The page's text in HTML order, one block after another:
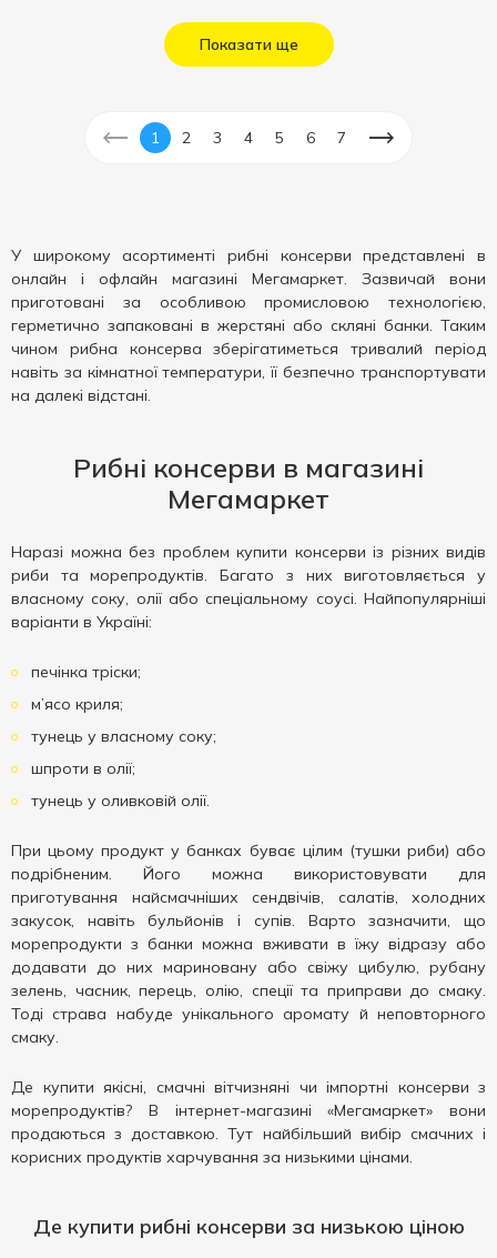
Показати ще
1 2 3 4 5 6 7
У широкому асортименті рибні консерви представлені в
онлайн і офлайн магазині Мегамаркет. Зазвичай вони
приготовані за особливою промисловою технологією,
герметично запаковані в жерстяні або скляні банки. Таким
чином рибна консерва зберігатиметься тривалий період
навіть за кімнатної температури, її безпечно транспортувати
на далекі відстані.
Рибні консерви в магазині
Мегамаркет
Наразі можна без проблем купити консерви із різних видів
риби та морепродуктів. Багато з них виготовляється у
власному соку, олії або спеціальному соусі. Найпопулярніші
варіанти в Україні:
печінка тріски;
м’ясо криля;
тунець у власному соку;
шпроти в олії;
тунець у оливковій олії.
При цьому продукт у банках буває цілим (тушки риби) або
подрібненим. Його можна використовувати для
приготування найсмачніших сендвічів, салатів, холодних
закусок, навіть бульйонів і супів. Варто зазначити, що
морепродукти з банки можна вживати в їжу відразу або
додавати до них мариновану або свіжу цибулю, рубану
зелень, часник, перець, олію, спеції та приправи до смаку.
Тоді страва набуде унікального аромату й неповторного
смаку.
Де купити якісні, смачні вітчизняні чи імпортні консерви з
морепродуктів? В інтернет-магазині «Мегамаркет» вони
продаються з доставкою. Тут найбільший вибір смачних і
корисних продуктів харчування за низькими цінами.
Де купити рибні консерви за низькою ціною